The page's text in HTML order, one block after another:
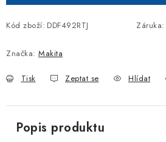
Kód zboží: DDF492RTJ Záruka:
Značka: Makita
Tisk Zeptat se Hlídat
Popis produktu